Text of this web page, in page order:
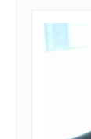
교회교육
오랫동안
적용에 대
박사 논문
Society:
Theory이
현재 고양